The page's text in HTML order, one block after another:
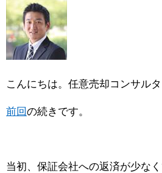
こんにちは。任意売却コンサルタ
前回の続きです。
当初、保証会社への返済が少な